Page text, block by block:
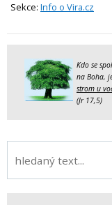
Sekce: Info o Vira.cz
Kdo se
na Boha,
strom u
(Jr 17,5)